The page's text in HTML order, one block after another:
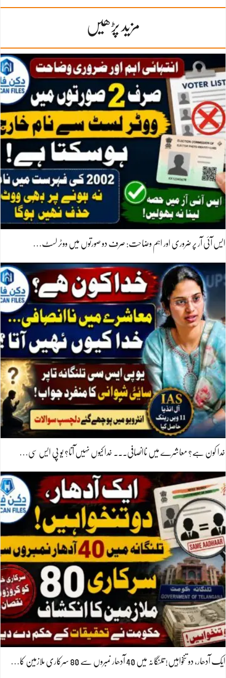
مزید پڑھیں
ایس آئی آر پر ضروری اور اہم وضاحت: صرف دو صورتوں میں ووٹر لسٹ…
خدا کون ہے؟ معاشرے میں ناانصافی۔۔۔ خدا کیوں نہیں آتا؟ یو پی ایس سی…
ایک آدھار، دو تنخواہیں! تلنگانہ میں 40 آدھار نمبروں سے 80 سرکاری ملازمین کا…